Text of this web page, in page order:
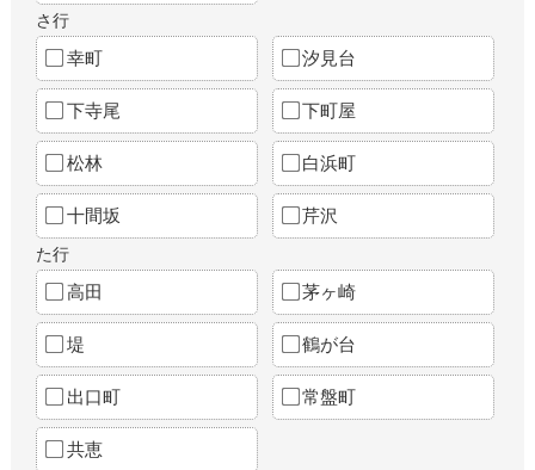
さ行
幸町 汐見台
下寺尾 下町屋
松林 白浜町
十間坂 芹沢
た行
高田 茅ヶ崎
堤 鶴が台
出口町 常盤町
共恵